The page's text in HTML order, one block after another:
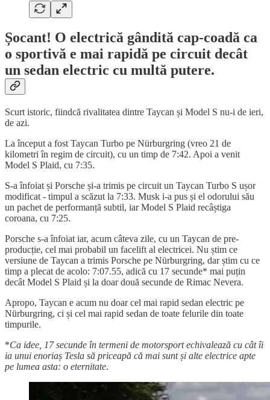
Șocant! O electrică gândită cap-coadă ca
o sportivă e mai rapidă pe circuit decât
un sedan electric cu multă putere.
Scurt istoric, fiindcă rivalitatea dintre Taycan și Model S nu-i de ieri,
de azi.
La început a fost Taycan Turbo pe Nürburgring (vreo 21 de
kilometri în regim de circuit), cu un timp de 7:42. Apoi a venit
Model S Plaid, cu 7:35.
S-a înfoiat și Porsche și-a trimis pe circuit un Taycan Turbo S ușor
modificat - timpul a scăzut la 7:33. Musk i-a pus și el odorului său
un pachet de performanță subtil, iar Model S Plaid recâștiga
coroana, cu 7:25.
Porsche s-a înfoiat iar, acum câteva zile, cu un Taycan de pre-
producție, cel mai probabil un facelift al electricei. Nu știm ce
versiune de Taycan a trimis Porsche pe Nürburgring, dar știm cu ce
timp a plecat de acolo: 7:07.55, adică cu 17 secunde* mai puțin
decât Model S Plaid și la doar două secunde de Rimac Nevera.
Apropo, Taycan e acum nu doar cel mai rapid sedan electric pe
Nürburgring, ci și cel mai rapid sedan de toate felurile din toate
timpurile.
*Ca idee, 17 secunde în termeni de motorsport echivalează cu cât îi
ia unui enoriaș Tesla să priceapă că mai sunt și alte electrice apte
pe lumea asta: o eternitate.